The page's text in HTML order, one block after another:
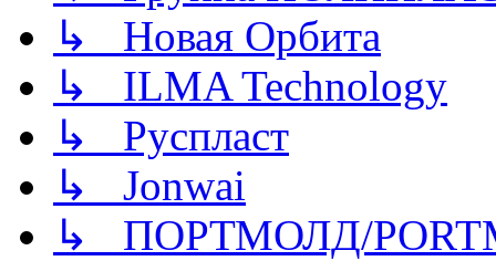
↳ Новая Орбита
↳ ILMA Technology
↳ Руспласт
↳ Jonwai
↳ ПОРТМОЛД/